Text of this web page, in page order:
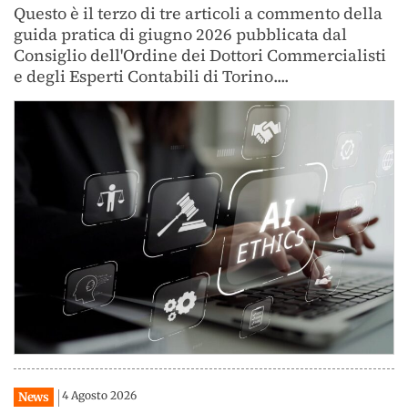
Questo è il terzo di tre articoli a commento della
guida pratica di giugno 2026 pubblicata dal
Consiglio dell'Ordine dei Dottori Commercialisti
e degli Esperti Contabili di Torino....
News 4 Agosto 2026